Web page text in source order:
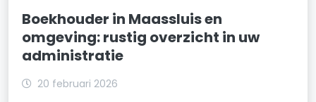
Boekhouder in Maassluis en
omgeving: rustig overzicht in uw
administratie
20 februari 2026